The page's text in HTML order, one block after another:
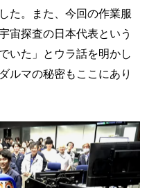
た。また、今回の作業服
宙探査の日本代表という
いた」とウラ話を明かし
ルマの秘密もここにあり